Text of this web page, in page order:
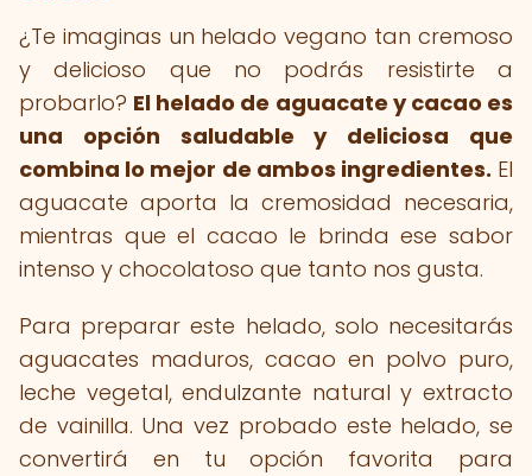
¿Te imaginas un helado vegano tan cremoso
y delicioso que no podrás resistirte a
probarlo? El helado de aguacate y cacao es
una opción saludable y deliciosa que
combina lo mejor de ambos ingredientes. El
aguacate aporta la cremosidad necesaria,
mientras que el cacao le brinda ese sabor
intenso y chocolatoso que tanto nos gusta.
Para preparar este helado, solo necesitarás
aguacates maduros, cacao en polvo puro,
leche vegetal, endulzante natural y extracto
de vainilla. Una vez probado este helado, se
convertirá en tu opción favorita para